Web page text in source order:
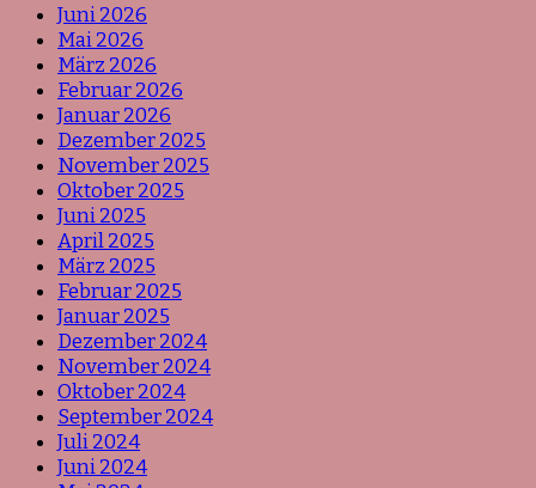
Juni 2026
Mai 2026
März 2026
Februar 2026
Januar 2026
Dezember 2025
November 2025
Oktober 2025
Juni 2025
April 2025
März 2025
Februar 2025
Januar 2025
Dezember 2024
November 2024
Oktober 2024
September 2024
Juli 2024
Juni 2024